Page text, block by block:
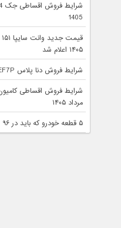
1405
۱۴۰۵ اعلام شد
شرایط فروش دنا پلاس EF7P در مرداد 1405 اعلام شد
مرداد ۱۴۰۵
۵ قطعه خودرو که باید در ۹۶ هزار کیلومتر عوض کنید